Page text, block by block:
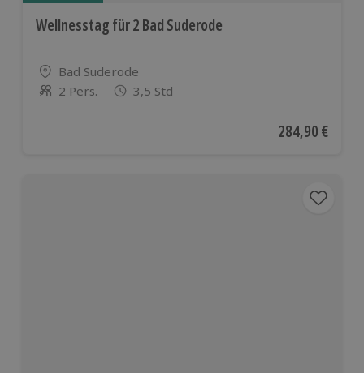
Wellnesstag für 2 Bad Suderode
Standort
Bad Suderode
Anzahl der Teilnehmer
2 Pers. 3,5 Std
Aktueller Preis
284,90 €